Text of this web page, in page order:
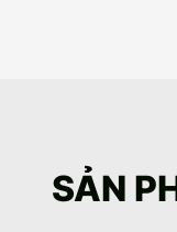
SẢN